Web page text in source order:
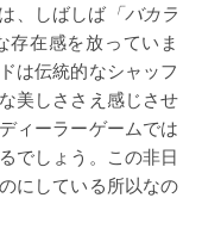
、しばしば 「バカラ
存在感を放っていま
は伝統的なシャッフ
美しささえ感じさせ
ィーラーゲームでは
でしょう。この非日
にしている所以なの